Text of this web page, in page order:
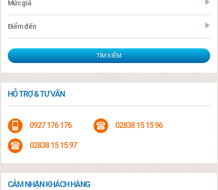
Mức giá
Điểm đến
HỖ TRỢ & TƯ VẤN
0927 176 176 02838 15 15 96
02838 15 15 97
CẢM NHẬN KHÁCH HÀNG